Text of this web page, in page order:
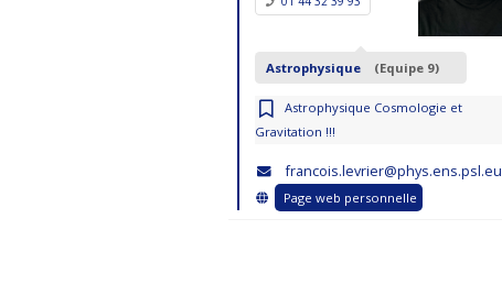
Astrophysique (Equipe 9)
Astrophysique Cosmologie et
Gravitation !!!
francois.levrier@phys.ens.psl.eu
Page web personnelle